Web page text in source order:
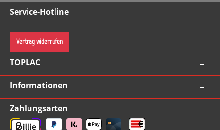
Service-Hotline
Vertrag widerrufen
TOPLAC
Informationen
Zahlungsarten